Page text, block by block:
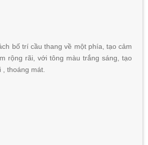
bố trí cầu thang về một phía, tạo cảm
rộng rãi, với tông màu trắng sáng, tạo
, thoáng mát.